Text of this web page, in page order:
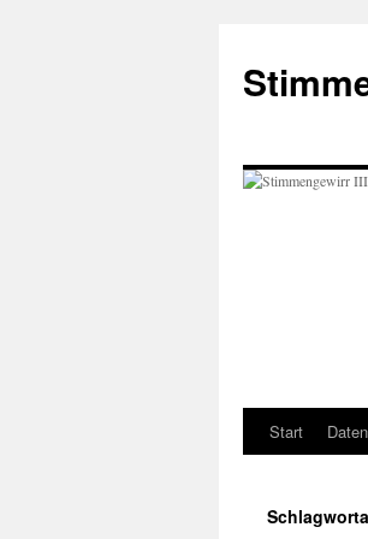
springen
Start